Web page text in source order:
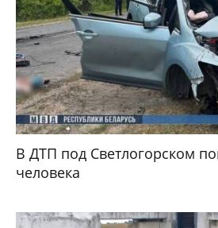
В ДТП под Светлогорском
человека